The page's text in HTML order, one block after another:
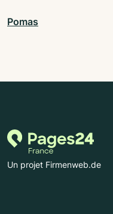
Pomas
Un projet Firmenweb.de